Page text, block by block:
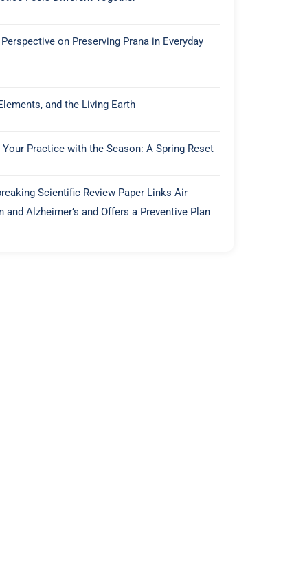
on Preserving Prana in Everyday
and the Living Earth
Practice with the Season: A Spring Reset
Scientific Review Paper Links Air
and Alzheimer’s and Offers a Preventive Plan